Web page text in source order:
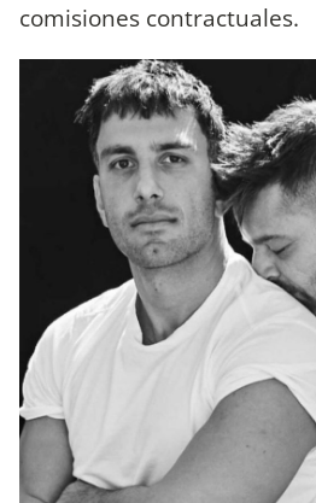
comisiones contractuales.